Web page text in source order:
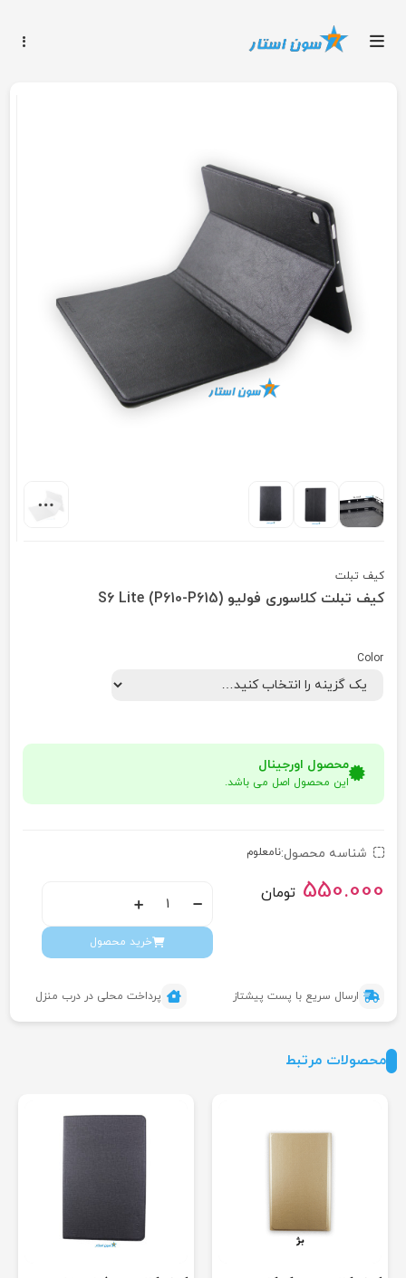
کیف تبلت
کیف تبلت کلاسوری فولیو S6 Lite (P610-P615)
Color
محصول اورجینال
این محصول اصل می باشد.
شناسه محصول:نامعلوم
تومان550.000
خرید محصول
ارسال سریع با پست پیشتاز پرداخت محلی در درب منزل
محصولات مرتبط